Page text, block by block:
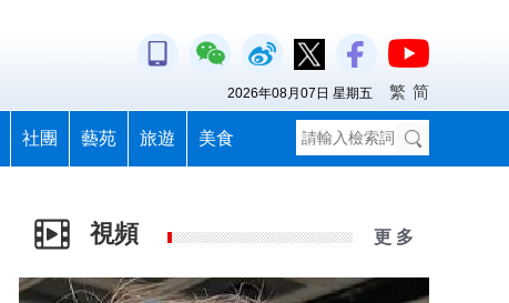
社團 藝苑 旅遊 美食
2026年08月07日 星期五 繁 简
視頻 更 多